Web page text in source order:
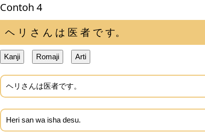
Contoh 4
ヘ リ さ ん は 医 者 で す。
Kanji Romaji Arti
ヘリさんは医者です。
Heri san wa isha desu.